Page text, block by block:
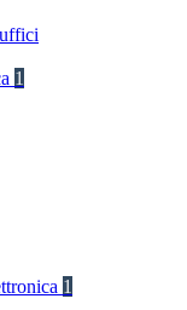
1
1